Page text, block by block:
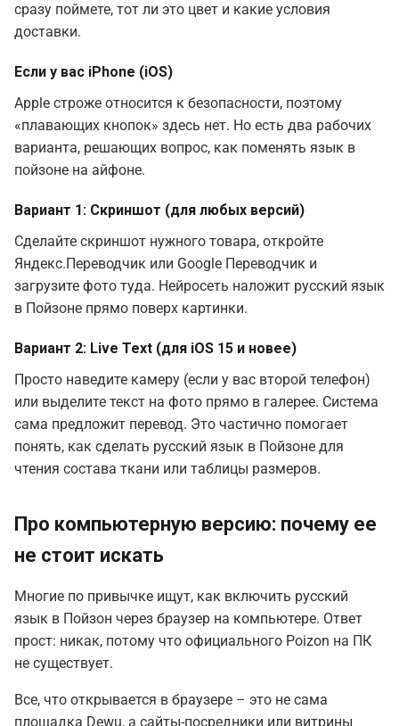
сразу поймете, тот ли это цвет и какие условия
доставки.
Если у вас iPhone (iOS)
Apple строже относится к безопасности, поэтому
«плавающих кнопок» здесь нет. Но есть два рабочих
варианта, решающих вопрос, как поменять язык в
пойзоне на айфоне.
Вариант 1: Скриншот (для любых версий)
Сделайте скриншот нужного товара, откройте
Яндекс.Переводчик или Google Переводчик и
загрузите фото туда. Нейросеть наложит русский язык
в Пойзоне прямо поверх картинки.
Вариант 2: Live Text (для iOS 15 и новее)
Просто наведите камеру (если у вас второй телефон)
или выделите текст на фото прямо в галерее. Система
сама предложит перевод. Это частично помогает
понять, как сделать русский язык в Пойзоне для
чтения состава ткани или таблицы размеров.
Про компьютерную версию: почему ее
не стоит искать
Многие по привычке ищут, как включить русский
язык в Пойзон через браузер на компьютере. Ответ
прост: никак, потому что официального Poizon на ПК
не существует.
Все, что открывается в браузере – это не сама
площадка Dewu, а сайты-посредники или витрины